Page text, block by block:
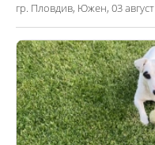
гр. Пловдив, Южен, 03 август